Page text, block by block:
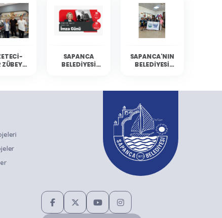
SAPANCA
BELEDIYESI
SAPANCA'NIN
BELEDIYESI